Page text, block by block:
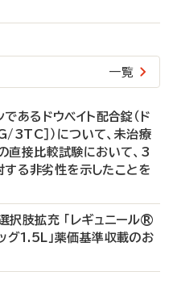
一覧
あるドウベイト配合錠（ド
3TC］）について、未治療
直接比較試験において、3
る非劣性を示したことを
肢拡充 「レギュニール®
1.5L」薬価基準収載のお